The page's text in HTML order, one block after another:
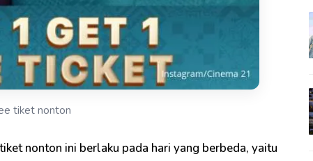
tiket nonton
nonton ini berlaku pada hari yang berbeda, yaitu